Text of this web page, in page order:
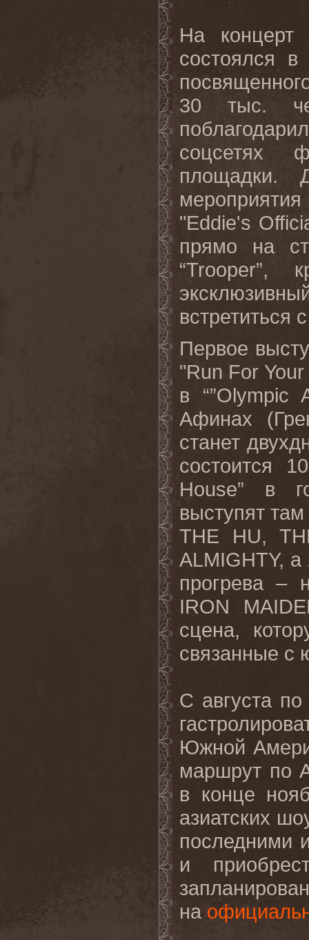
На
состоялся
30 тыс.
соцсетях
площадки.
"Eddie's
прямо на
“Trooper”,
встретиться
Первое
"Run For
в “”Olympic
Афинах
станет
состоится
House” в
выступят
THE HU,
ALMIGHTY,
прогрева –
IRON
сцена,
связанные с
С августа
Южной
маршрут по
в конце
азиатских
последними
и
на